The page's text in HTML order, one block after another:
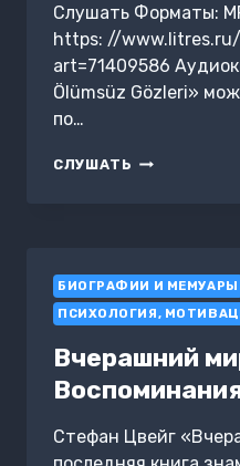
Слушать Форматы:
https: //
art=71409586
Ölümsüz Gözleri»
по…
СЛУШАТЬ KARDEŞININ
БИОГРАФИИ И МЕМУАРЫ
ПСИХОЛОГИЯ,
Вчерашний
Стефан Цвейг